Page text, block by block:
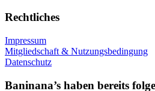
Rechtliches
Impressum
Mitgliedschaft & Nutzungsbedingung
Datenschutz
Baninana’s haben bereits